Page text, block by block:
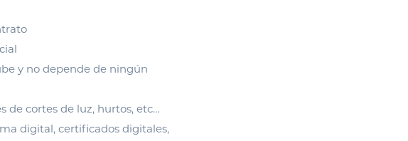
y no depende de ningún
de cortes de luz, hurtos, etc…
digital, certificados digitales,